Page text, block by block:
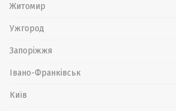
Житомир
Ужгород
Запоріжжя
Івано-Франківськ
Київ